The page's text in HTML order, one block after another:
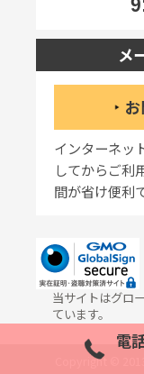
メ
インターネッ
してからご利
間が省け便利
当サイトはグロ
ています。
Copyright ©
電